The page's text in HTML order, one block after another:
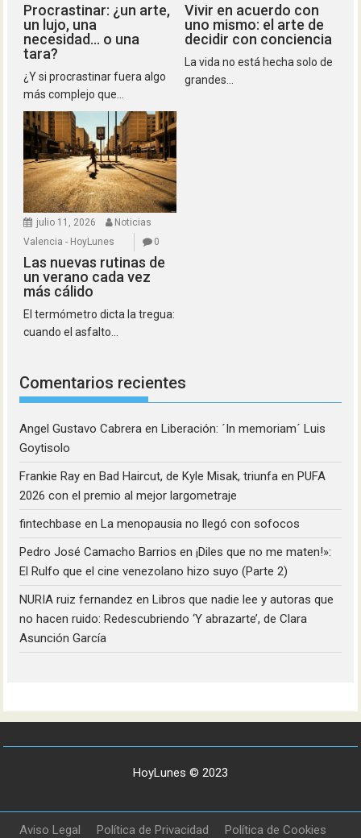
Procrastinar: ¿un arte,
un lujo, una
necesidad… o una
tara?
¿Y si procrastinar fuera algo
más complejo que...
Vivir en acuerdo con
uno mismo: el arte de
decidir con conciencia
La vida no está hecha solo de
grandes...
julio 11, 2026
Noticias
Valencia - HoyLunes
0
Las nuevas rutinas de
un verano cada vez
más cálido
El termómetro dicta la tregua:
cuando el asfalto...
Comentarios recientes
Angel Gustavo Cabrera enLiberación: ´In memoriam´ Luis
Goytisolo
Frankie Ray enBad Haircut, de Kyle Misak, triunfa en PUFA
2026 con el premio al mejor largometraje
fintechbase enLa menopausia no llegó con sofocos
Pedro José Camacho Barrios en¡Diles que no me maten!»:
El Rulfo que el cine venezolano hizo suyo (Parte 2)
NURIA ruiz fernandez enLibros que nadie lee y autoras que
no hacen ruido: Redescubriendo ‘Y abrazarte’, de Clara
Asunción García
HoyLunes © 2023
Aviso Legal Política de Privacidad Política de Cookies